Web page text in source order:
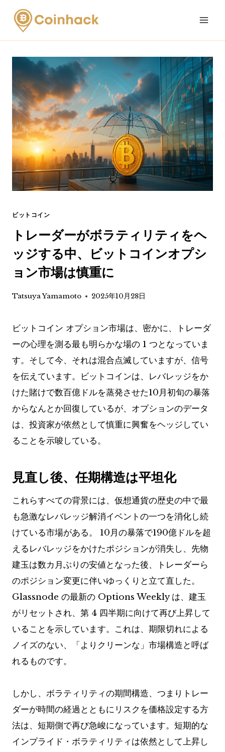
Skip
content
ビットコイン
トレーダーがボラティリティをヘ
ッジする中、ビットコインオプシ
ョン市場は慎重に
Tatsuya Yamamoto 2025年10月28日
ビットコイン オプション市場は、密かに、トレーダ
ーの心理を測る最も明らかな場の 1 つとなっていま
す。そして今、それは混合点滅していますが、信号
を伝えています。ビットコインは、レバレッジをか
けた賭けで数百億ドルを蒸発させた10月初旬の暴落
からなんとか回復しているが、オプションのデータ
は、投資家が依然として慎重に興奮をヘッジしてい
ることを示唆している。
見直し後、任期構造は平坦化
これらすべての背景には、仮想通貨の歴史の中で最
も急激なレバレッジ解消イベントの一つを消化し続
けている市場がある。 10月の暴落で190億ドルを超
えるレバレッジをかけたポジションが消失し、先物
建玉は数カ月ぶりの安値となった後、トレーダーら
のポジション変更に伴いゆっくりと立て直した。
Glassnode の最新の Options Weekly は、建玉
がリセットされ、第 4 四半期に向けて再び上昇して
いることを示しています。これは、期限切れによる
ノイズのない、「よりクリーンな」市場構造と呼ば
れるものです。
しかし、ボラティリティの期間構造、つまりトレー
ダーが時間の経過とともにリスクを価格設定する方
法は、短期側で再び急峻になっています。短期的な
インプライド・ボラティリティは依然として上昇し